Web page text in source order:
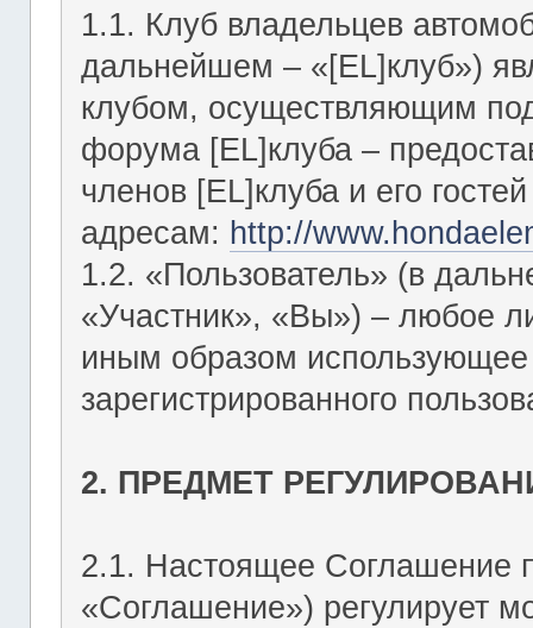
1.1. Клуб владельцев
дальнейшем – «[EL]клуб»)
клубом, осуществляющим
форума [EL]клуба –
членов [EL]клуба и его
адресам: http://
1.2. «Пользователь» (в
«Участник», «Вы») – любое
иным образом использующее
зарегистрированного
2. ПРЕДМЕТ
2.1. Настоящее Соглашение
«Соглашение») регулирует